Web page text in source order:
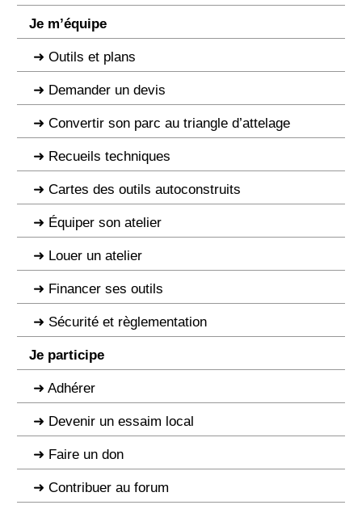
Je m’équipe
Outils et plans
Demander un devis
Convertir son parc au triangle d’attelage
Recueils techniques
Cartes des outils autoconstruits
Équiper son atelier
Louer un atelier
Financer ses outils
Sécurité et règlementation
Je participe
Adhérer
Devenir un essaim local
Faire un don
Contribuer au forum